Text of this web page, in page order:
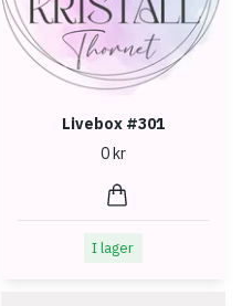
Livebox #301
0 kr
I lager